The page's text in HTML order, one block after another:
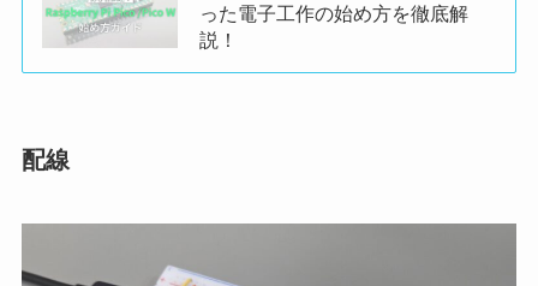
った電子工作の始め方を徹底解
説！
配線